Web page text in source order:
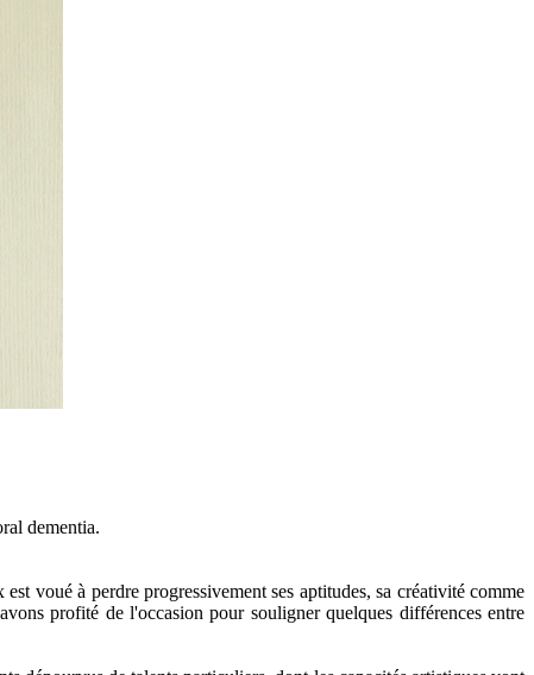
dementia.
voué à perdre progressivement ses aptitudes, sa créativité comme
profité de l'occasion pour souligner quelques différences entre